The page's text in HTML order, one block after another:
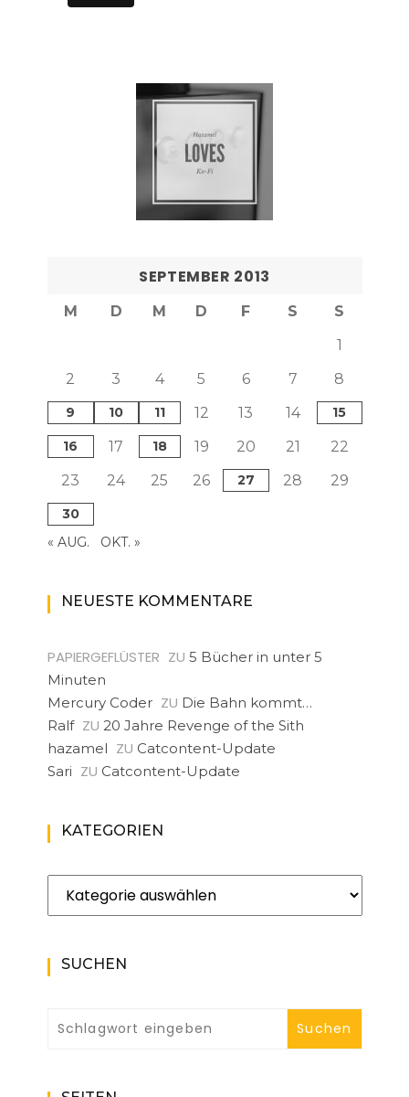
SEPTEMBER 2013
M D M D F S
S
1
2
3 4 5 6 7 8
9 10 11 12 13 14 15
16 17 18 19 20 21
22
23
24 25 26 27 28 29
30
« AUG.
OKT. »
NEUESTE KOMMENTARE
PAPIERGEFLÜSTER ZU 5 Bücher in unter 5
Minuten
Mercury Coder ZU Die Bahn kommt…
Ralf ZU 20 Jahre Revenge of the Sith
hazamel ZU Catcontent-Update
Sari ZU Catcontent-Update
KATEGORIEN
Kategorien
SUCHEN